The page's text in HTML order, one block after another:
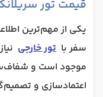
قیمت تور
یکی از مهم‌ترین
سفر با تور خارجی
موجود است و
اعتمادسازی و